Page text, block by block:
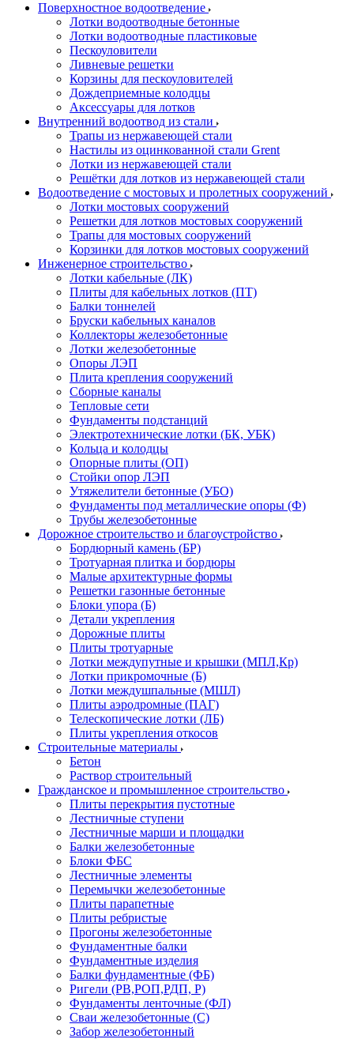
Поверхностное водоотведение
Лотки водоотводные бетонные
Лотки водоотводные пластиковые
Пескоуловители
Ливневые решетки
Корзины для пескоуловителей
Дождеприемные колодцы
Аксессуары для лотков
Внутренний водоотвод из стали
Трапы из нержавеющей стали
Настилы из оцинкованной стали Grent
Лотки из нержавеющей стали
Решётки для лотков из нержавеющей стали
Водоотведение с мостовых и пролетных сооружений
Лотки мостовых сооружений
Решетки для лотков мостовых сооружений
Трапы для мостовых сооружений
Корзинки для лотков мостовых сооружений
Инженерное строительство
Лотки кабельные (ЛК)
Плиты для кабельных лотков (ПТ)
Балки тоннелей
Бруски кабельных каналов
Коллекторы железобетонные
Лотки железобетонные
Опоры ЛЭП
Плита крепления сооружений
Сборные каналы
Тепловые сети
Фундаменты подстанций
Электротехнические лотки (БК, УБК)
Кольца и колодцы
Опорные плиты (ОП)
Стойки опор ЛЭП
Утяжелители бетонные (УБО)
Фундаменты под металлические опоры (Ф)
Трубы железобетонные
Дорожное строительство и благоустройство
Бордюрный камень (БР)
Тротуарная плитка и бордюры
Малые архитектурные формы
Решетки газонные бетонные
Блоки упора (Б)
Детали укрепления
Дорожные плиты
Плиты тротуарные
Лотки междупутные и крышки (МПЛ,Кр)
Лотки прикромочные (Б)
Лотки междушпальные (МШЛ)
Плиты аэродромные (ПАГ)
Телескопические лотки (ЛБ)
Плиты укрепления откосов
Строительные материалы
Бетон
Раствор строительный
Гражданское и промышленное строительство
Плиты перекрытия пустотные
Лестничные ступени
Лестничные марши и площадки
Балки железобетонные
Блоки ФБС
Лестничные элементы
Перемычки железобетонные
Плиты парапетные
Плиты ребристые
Прогоны железобетонные
Фундаментные балки
Фундаментные изделия
Балки фундаментные (ФБ)
Ригели (РВ,РОП,РДП, Р)
Фундаменты ленточные (ФЛ)
Сваи железобетонные (С)
Забор железобетонный